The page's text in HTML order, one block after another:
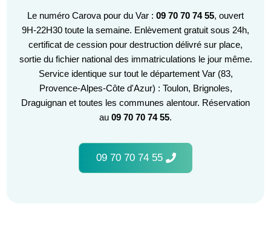
Le numéro Carova pour du Var : 09 70 70 74 55, ouvert
9H-22H30 toute la semaine. Enlèvement gratuit sous 24h,
certificat de cession pour destruction délivré sur place,
sortie du fichier national des immatriculations le jour même.
Service identique sur tout le département Var (83,
Provence-Alpes-Côte d'Azur) : Toulon, Brignoles,
Draguignan et toutes les communes alentour. Réservation
au 09 70 70 74 55.
09 70 70 74 55